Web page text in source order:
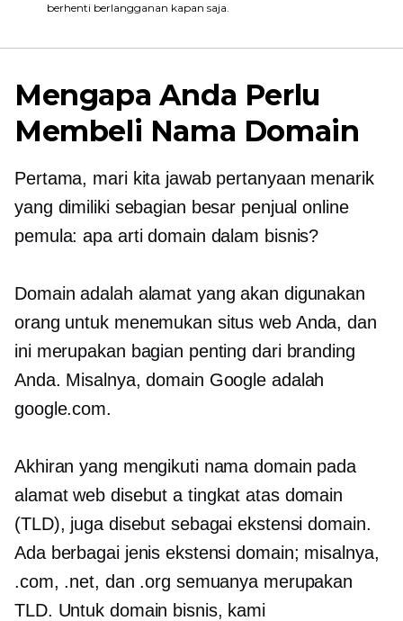
berhenti berlangganan kapan saja.
Mengapa Anda Perlu
Membeli Nama Domain
Pertama, mari kita jawab pertanyaan menarik
yang dimiliki sebagian besar penjual online
pemula: apa arti domain dalam bisnis?
Domain adalah alamat yang akan digunakan
orang untuk menemukan situs web Anda, dan
ini merupakan bagian penting dari branding
Anda. Misalnya, domain Google adalah
google.com.
Akhiran yang mengikuti nama domain pada
alamat web disebut a tingkat atasdomain
(TLD), juga disebut sebagai ekstensi domain.
Ada berbagai jenis ekstensi domain; misalnya,
.com, .net, dan .org semuanya merupakan
TLD. Untuk domain bisnis, kami